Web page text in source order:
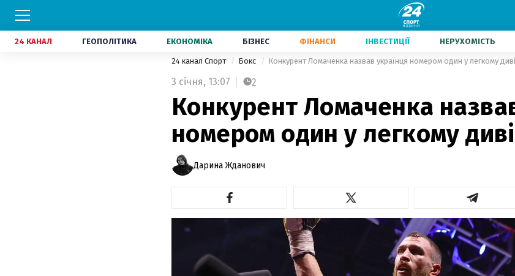
24 КАНАЛ ГЕОПОЛІТИКА ЕКОНОМІКА БІЗНЕС ФІНАНСИ ІНВЕСТИЦІЇ НЕРУХОМІСТЬ
24 канал Спорт Бокс Конкурент Ломаченка назвав українця номером один у легкому
3 січня, 13:07 2
Конкурент Ломаченка
номером один у легкому
Дарина Жданович